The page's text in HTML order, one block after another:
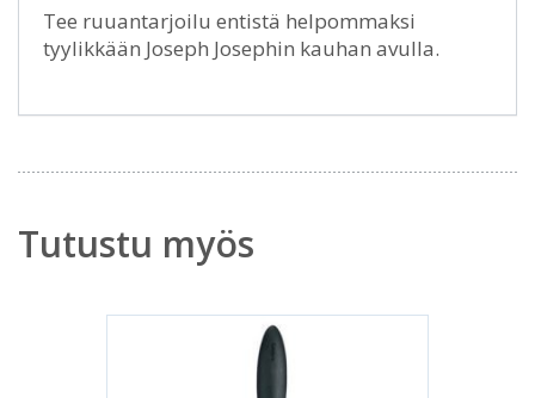
Tee ruuantarjoilu entistä helpommaksi
tyylikkään Joseph Josephin kauhan avulla.
Tutustu myös